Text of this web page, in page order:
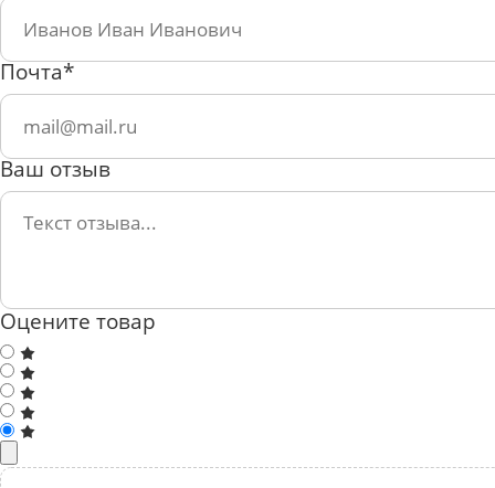
Почта*
Ваш отзыв
Оцените товар